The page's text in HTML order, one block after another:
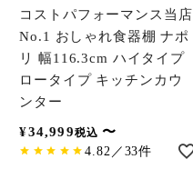
コストパフォーマンス当店
No.1 おしゃれ食器棚 ナポ
リ 幅116.3cm ハイタイプ
ロータイプ キッチンカウ
ンター
¥34,999税込 〜
4.82／33件